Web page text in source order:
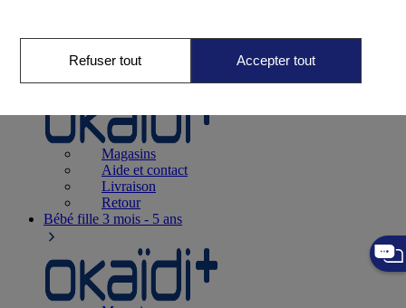
Naissance0-12 mois
Magasins
Aide et contact
Livraison
Retour
Bébé fille 3 mois - 5 ans
Refuser tout Accepter tout